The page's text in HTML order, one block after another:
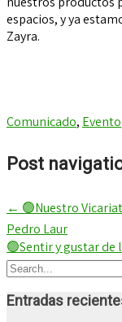
espacios, y ya
Zayra.
Comunicado, Evento
Post
← 🟢Nuestro
Pedro Laur
🟢Sentir y gustar de
Entradas